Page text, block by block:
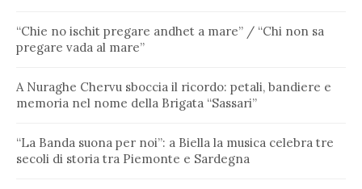
“Chie no ischit pregare andhet a mare” / “Chi non sa
pregare vada al mare”
A Nuraghe Chervu sboccia il ricordo: petali, bandiere e
memoria nel nome della Brigata “Sassari”
“La Banda suona per noi”: a Biella la musica celebra tre
secoli di storia tra Piemonte e Sardegna